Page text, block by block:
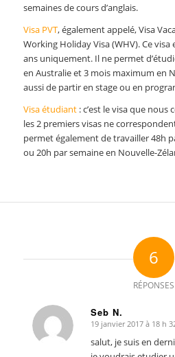
semaines de cours d’anglais.
Visa PVT, également appelé, Visa
Working Holiday Visa (WHV). Ce
ans uniquement. Il ne permet
en Australie et 3 mois maximum en
aussi de partir en stage ou en
Visa étudiant: c’est le visa que nous
les 2 premiers visas ne
permet également de travailler 48h
ou 20h par semaine en Nouvelle-
6
RÉPONSES
Seb N.
dit
:
19 janvier 2017 à 18 h
salut, je suis en